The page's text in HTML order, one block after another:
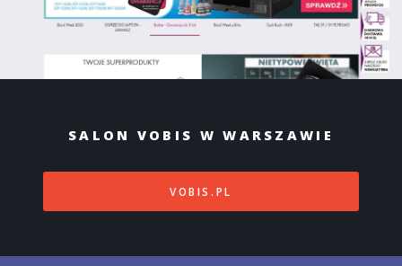
SALON VOBIS W WARSZAWIE
VOBIS.PL